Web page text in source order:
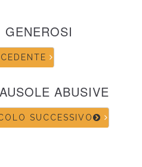
ABUSIVE
SUCCESSIVO